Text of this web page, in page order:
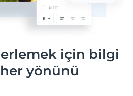
için bilgi
her yönünü